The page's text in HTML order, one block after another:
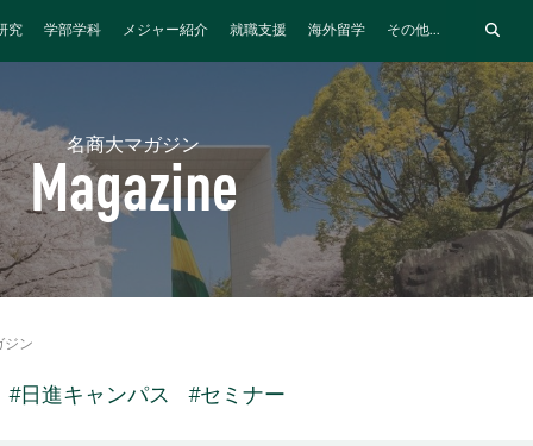
究 学部学科 メジャー紹介 就職支援 海外留学 その他...
名商大マガジン
Magazine
ジン
#日進キャンパス #セミナー